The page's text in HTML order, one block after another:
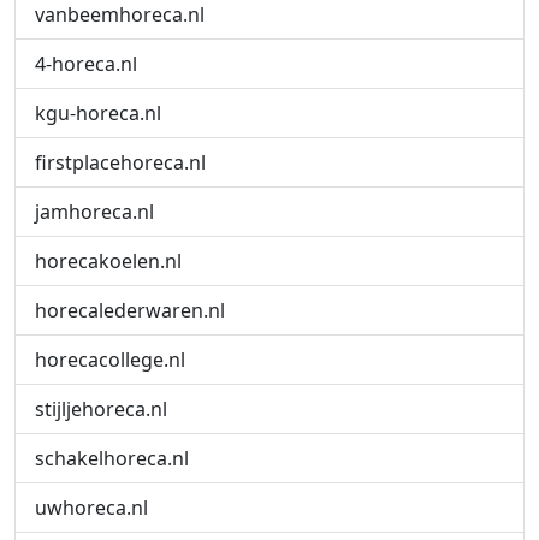
vanbeemhoreca.nl
4-horeca.nl
kgu-horeca.nl
firstplacehoreca.nl
jamhoreca.nl
horecakoelen.nl
horecalederwaren.nl
horecacollege.nl
stijljehoreca.nl
schakelhoreca.nl
uwhoreca.nl